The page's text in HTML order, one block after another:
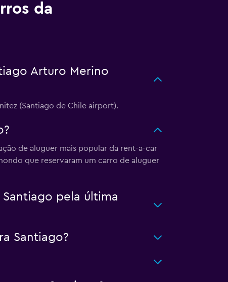
da
Arturo Merino
(Santiago de Chile airport).
de aluguer mais popular da rent-a-car
que reservaram um carro de aluguer
pela última
Santiago?